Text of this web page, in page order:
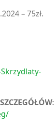
– 75zł.
: